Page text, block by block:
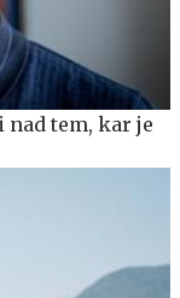
tem, kar je